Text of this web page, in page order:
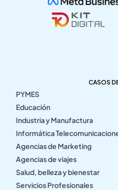
CASOS
PYMES
Educación
Industria y Manufactura
Informática
Agencias de Marketing
Agencias de viajes
Salud, belleza y bienestar
Servicios Profesionales